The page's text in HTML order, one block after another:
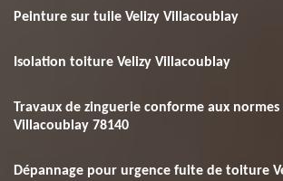
Peinture sur tuile Velizy Villacoublay
Isolation toiture Velizy Villacoublay
Travaux de zinguerie conforme aux normes
Villacoublay 78140
Dépannage pour urgence fuite de toiture